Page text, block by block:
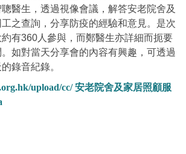
醫生，透過視像會議，解答安老院舍及
之查詢，分享防疫的經驗和意見。是次
有360人參與，而鄭醫生亦詳細而扼要
如對當天分享會的內容有興趣，可透過
錄音紀錄。
upload/cc/ 安老院舍及家居照顧服